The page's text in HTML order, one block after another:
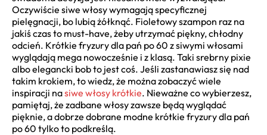
Oczywiście siwe włosy wymagają specyficznej
pielęgnacji, bo lubią żółknąć. Fioletowy szampon raz na
jakiś czas to must-have, żeby utrzymać piękny, chłodny
odcień. Krótkie fryzury dla pań po 60 z siwymi włosami
wyglądają mega nowocześnie i z klasą. Taki srebrny pixie
albo elegancki bob to jest coś. Jeśli zastanawiasz się nad
takim krokiem, to wiedz, że można zobaczyć wiele
inspiracji nasiwe włosy krótkie. Nieważne co wybierzesz,
pamiętaj, że zadbane włosy zawsze będą wyglądać
pięknie, a dobrze dobrane modne krótkie fryzury dla pań
po 60 tylko to podkreślą.